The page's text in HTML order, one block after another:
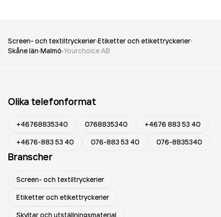
Screen- och textiltryckerier Etiketter och etikettryckerier
Skåne län Malmö Yourchoice AB
Olika telefonformat
+46768835340 0768835340
+4676 883 53 40
+4676-883 53 40
076-883 53 40 076-8835340
Branscher
Screen- och textiltryckerier
Etiketter och etikettryckerier
Skyltar och utställningsmaterial